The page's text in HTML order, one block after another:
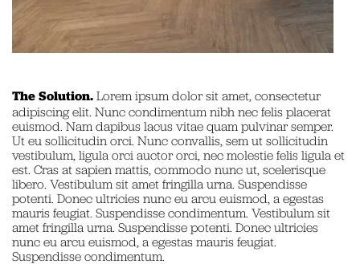
The Solution.Lorem ipsum dolor sit amet, consectetur
adipiscing elit. Nunc condimentum nibh nec felis placerat
euismod. Nam dapibus lacus vitae quam pulvinar semper.
Ut eu sollicitudin orci. Nunc convallis, sem ut sollicitudin
vestibulum, ligula orci auctor orci, nec molestie felis ligula et
est. Cras at sapien mattis, commodo nunc ut, scelerisque
libero. Vestibulum sit amet fringilla urna. Suspendisse
potenti. Donec ultricies nunc eu arcu euismod, a egestas
mauris feugiat. Suspendisse condimentum. Vestibulum sit
amet fringilla urna. Suspendisse potenti. Donec ultricies
nunc eu arcu euismod, a egestas mauris feugiat.
Suspendisse condimentum.